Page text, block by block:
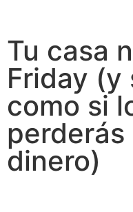
Tu casa
Friday (y
como si
dinero)